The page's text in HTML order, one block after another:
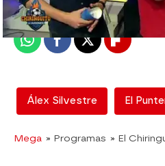
Publicado:27 de
WhatsappFacebook
X Flipboard
Álex Silvestre El
Mega » Programas » El